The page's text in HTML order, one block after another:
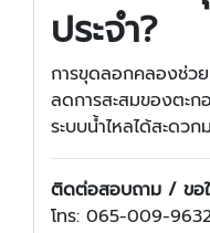
ประจำ?
การขุดลอกคลองช่วย
ลดการสะสมของตะ
ระบบน้ำไหลได้สะดวก
ติดต่อสอบถาม / ขอใ
โทร: 065-009-